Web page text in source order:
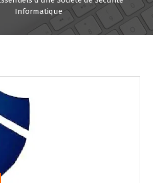
Informatique